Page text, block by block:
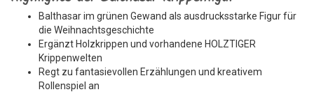
Balthasar im grünen Gewand als ausdrucksstarke Figur für
die Weihnachtsgeschichte
Ergänzt Holzkrippen und vorhandene HOLZTIGER
Krippenwelten
Regt zu fantasievollen Erzählungen und kreativem
Rollenspiel an